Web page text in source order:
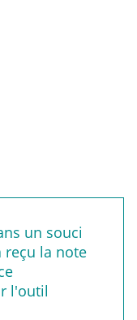
un souci
reçu la note
l'outil